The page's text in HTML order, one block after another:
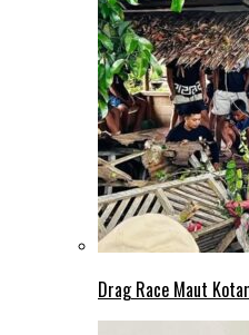
Drag Race Maut